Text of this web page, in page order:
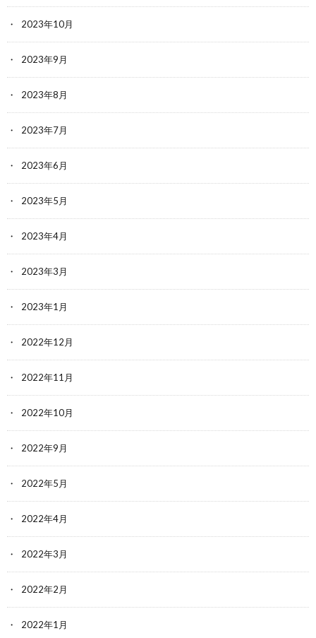
2023年10月
2023年9月
2023年8月
2023年7月
2023年6月
2023年5月
2023年4月
2023年3月
2023年1月
2022年12月
2022年11月
2022年10月
2022年9月
2022年5月
2022年4月
2022年3月
2022年2月
2022年1月